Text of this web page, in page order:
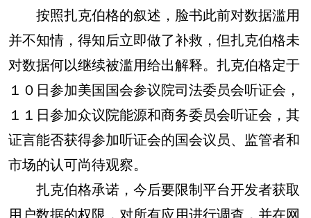
按照扎克伯格的叙述，脸书此前对数据滥用
并不知情，得知后立即做了补救，但扎克伯格未
对数据何以继续被滥用给出解释。扎克伯格定于
１０日参加美国国会参议院司法委员会听证会，
１１日参加众议院能源和商务委员会听证会，其
证言能否获得参加听证会的国会议员、监管者和
市场的认可尚待观察。
扎克伯格承诺，今后要限制平台开发者获取
用户数据的权限，对所有应用进行调查，并在网